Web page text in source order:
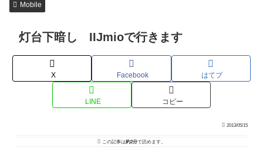
Mobile
灯台下暗し IIJmioで行きます
X Facebook はてブ
LINE コピー
2013/05/15
この記事は約2分で読めます。